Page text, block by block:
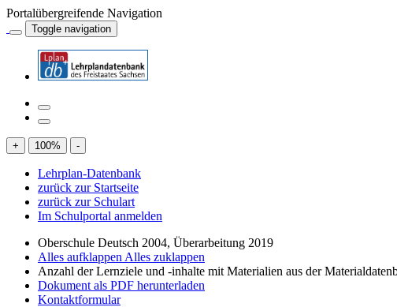
Portalübergreifende Navigation
Toggle navigation
+ 100% -
Lehrplan-Datenbank
zurück zur Startseite
zurück zur Schulart
Im Schulportal anmelden
Oberschule Deutsch 2004, Überarbeitung 2019
Alles aufklappen Alles zuklappen
Anzahl der Lernziele und -inhalte mit Materialien aus der
Dokument als PDF herunterladen
Kontaktformular